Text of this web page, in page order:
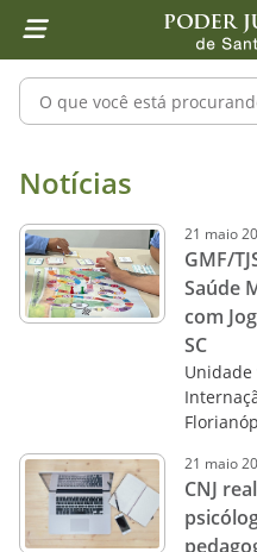
1 Ir para o conteúdo
2 Ir para a ferramenta de
4 Ir para o menu principal
5 Ir para a pesquisa
6 Ir para o rodapé
7 Ir para a página inicial
Pesquisar no
Notícias -
Notícias
21 maio
GMF/
Saúde
com
SC
21 maio
CNJ